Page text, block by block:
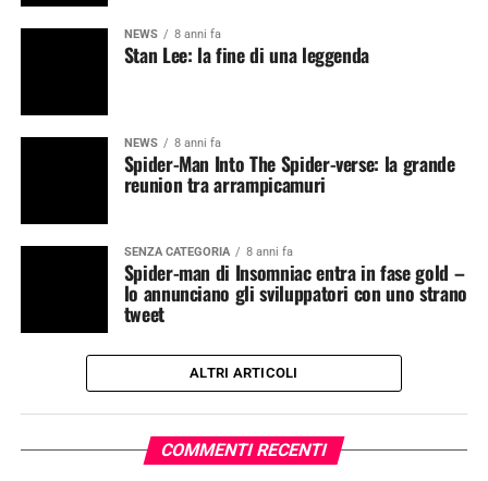
NEWS 8 anni fa
Stan Lee: la fine di una leggenda
NEWS 8 anni fa
Spider-Man Into The Spider-verse: la grande
reunion tra arrampicamuri
SENZA CATEGORIA 8 anni fa
Spider-man di Insomniac entra in fase gold –
lo annunciano gli sviluppatori con uno strano
tweet
ALTRI ARTICOLI
COMMENTI RECENTI